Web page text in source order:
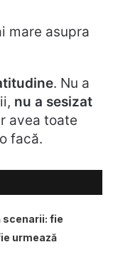
mare asupra
. Nu a
nu a sesizat
avea toate
facă.
scenarii: fie
urmează